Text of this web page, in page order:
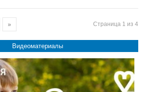
Страница 1 из 4
»
Видеоматериалы